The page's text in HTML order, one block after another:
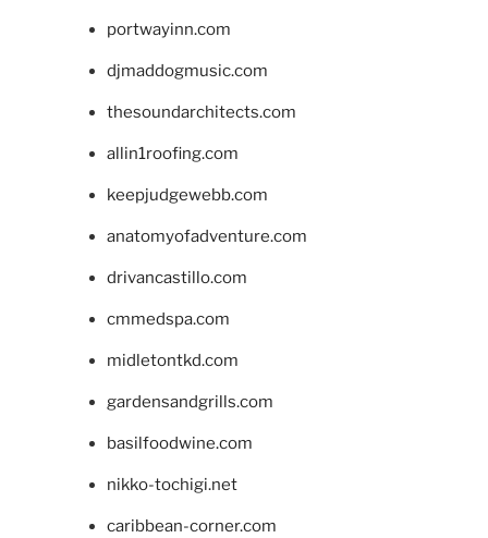
portwayinn.com
djmaddogmusic.com
thesoundarchitects.com
allin1roofing.com
keepjudgewebb.com
anatomyofadventure.com
drivancastillo.com
cmmedspa.com
midletontkd.com
gardensandgrills.com
basilfoodwine.com
nikko-tochigi.net
caribbean-corner.com